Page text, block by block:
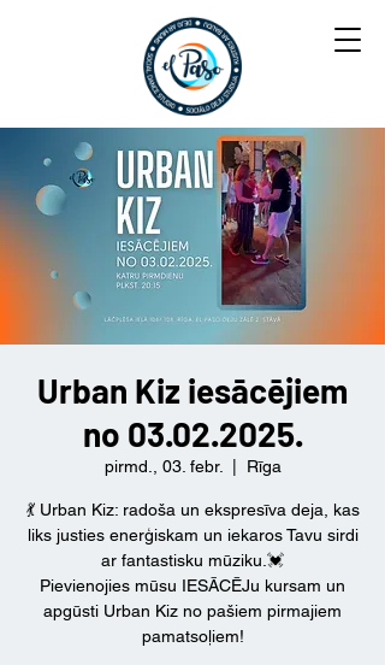
Urban Kiz iesācējiem
no 03.02.2025.
pirmd., 03. febr. Rīga
💃 Urban Kiz: radoša un ekspresīva deja, kas
liks justies enerģiskam un iekaros Tavu sirdi
ar fantastisku mūziku.💓
Pievienojies mūsu IESĀCĒJu kursam un
apgūsti Urban Kiz no pašiem pirmajiem
pamatsoļiem!